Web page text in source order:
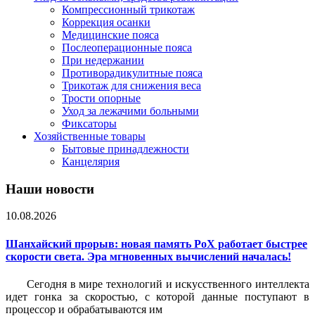
Компрессионный трикотаж
Коррекция осанки
Медицинские пояса
Послеоперационные пояса
При недержании
Противорадикулитные пояса
Трикотаж для снижения веса
Трости опорные
Уход за лежачими больными
Фиксаторы
Хозяйственные товары
Бытовые принадлежности
Канцелярия
Наши новости
10.08.2026
Шанхайский прорыв: новая память PoX работает быстрее
скорости света. Эра мгновенных вычислений началась!
Сегодня в мире технологий и искусственного интеллекта
идет гонка за скоростью, с которой данные поступают в
процессор и обрабатываются им